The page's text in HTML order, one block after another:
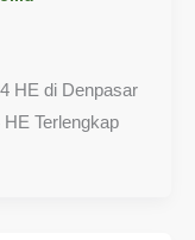
HE di Denpasar
Terlengkap